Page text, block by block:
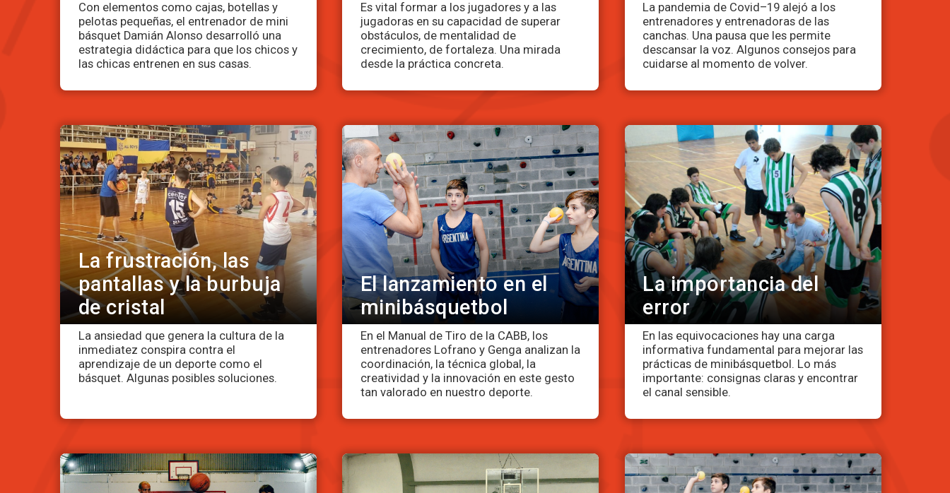
Con elementos como cajas, botellas y
pelotas pequeñas, el entrenador de mini
básquet Damián Alonso desarrolló una
estrategia didáctica para que los chicos y
las chicas entrenen en sus casas.
Es vital formar a los jugadores y a las
jugadoras en su capacidad de superar
obstáculos, de mentalidad de
crecimiento, de fortaleza. Una mirada
desde la práctica concreta.
La pandemia de Covid–19 alejó a los
entrenadores y entrenadoras de las
canchas. Una pausa que les permite
descansar la voz. Algunos consejos para
cuidarse al momento de volver.
La frustración, las
pantallas y la burbuja
de cristal
La ansiedad que genera la cultura de la
inmediatez conspira contra el
aprendizaje de un deporte como el
básquet. Algunas posibles soluciones.
El lanzamiento en el
minibásquetbol
En el Manual de Tiro de la CABB, los
entrenadores Lofrano y Genga analizan la
coordinación, la técnica global, la
creatividad y la innovación en este gesto
tan valorado en nuestro deporte.
La importancia del
error
En las equivocaciones hay una carga
informativa fundamental para mejorar las
prácticas de minibásquetbol. Lo más
importante: consignas claras y encontrar
el canal sensible.